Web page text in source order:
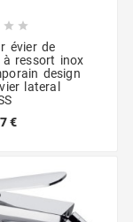
 
évier de
à ressort inox
design
lateral
€